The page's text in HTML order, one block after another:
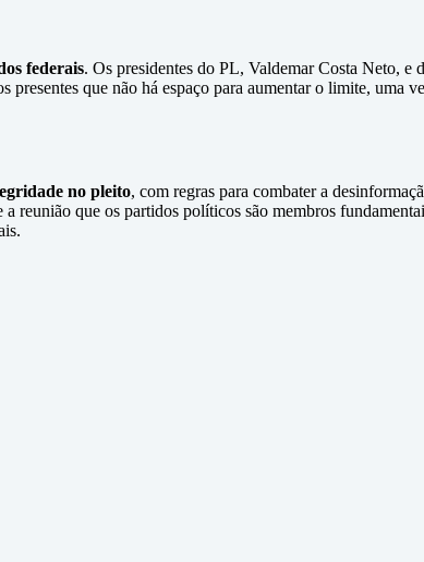
federais. Os presidentes do PL, Valdemar Costa Neto, e
que não há espaço para aumentar o limite, uma
no pleito, com regras para combater a
que os partidos políticos são membros